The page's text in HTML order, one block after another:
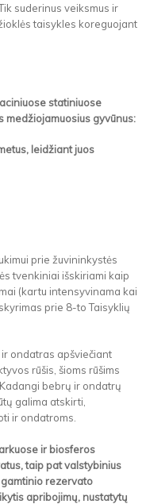
suderinus veiksmus ir
taisykles koreguojant
statiniuose
medžiojamuosius gyvūnus:
leidžiant juos
prie žuvininkystės
tvenkiniai išskiriami kaip
(kartu intensyvinama kai
prie 8-to Taisyklių
ondatras apšviečiant
rūšis, šioms rūšims
bebrų ir ondatrų
galima atskirti,
ir ondatroms.
ir biosferos
taip pat valstybinius
rezervato
apribojimų, nustatytų